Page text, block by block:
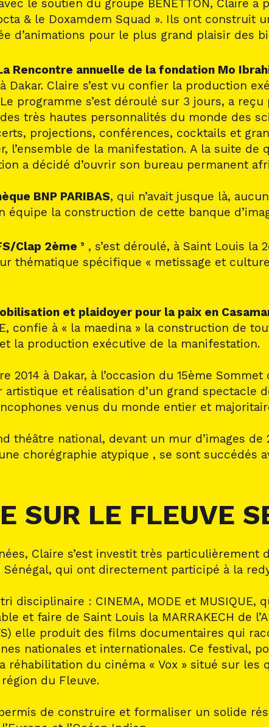
avec le soutien du groupe BENETTON, Claire a
& le Doxamdem Squad ». Ils ont construit
d’animations pour le plus grand plaisir des
Rencontre annuelle de la fondation Mo
Dakar. Claire s’est vu confier la production
programme s’est déroulé sur 3 jours, a
très hautes personnalités du monde des
projections, conférences, cocktails et
l’ensemble de la manifestation. A la suite
a décidé d’ouvrir son bureau permanent
BNP PARIBAS, qui n’avait jusque là,
équipe la construction de cette banque
Clap 2ème 9
, s’est déroulé, à Saint Louis la
thématique spécifique « metissage et
et plaidoyer pour la paix en
confie à « la maedina » la construction de
la production exécutive de la manifestation.
2014 à Dakar, à l’occasion du 15ème
et réalisation d’un grand spectacle
venus du monde entier et
théâtre national, devant un mur d’images
chorégraphie atypique , se sont succédés
SUR LE FLEUVE
Claire s’est investit très particulièrement
qui ont directement participé à la
tri disciplinaire : CINEMA, MODE et
et faire de Saint Louis la MARRAKECH de
elle produit des films documentaires qui
nationales et internationales. Ce festival,
réhabilitation du cinéma « Vox » situé sur les
du Fleuve.
de construire et formaliser un solide